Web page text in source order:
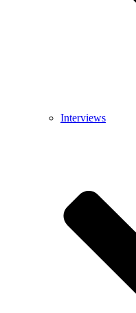
Interviews